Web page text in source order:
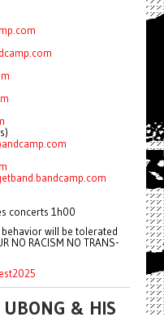
concerts 1h00
will be tolerated
NO RACISM NO TRANS-
& HIS